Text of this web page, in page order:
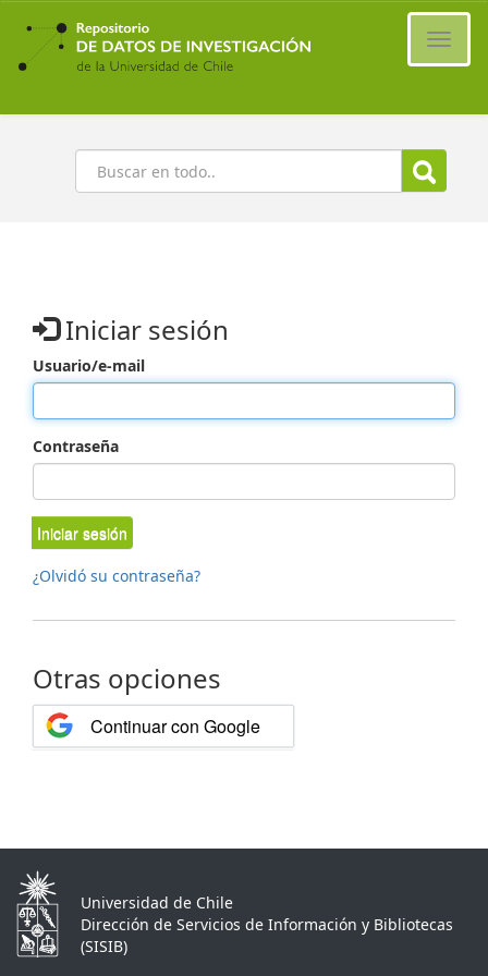
Ir
contenido
principal
Buscar
Iniciar sesión
Usuario/e-mail
Contraseña
Iniciar sesión
¿Olvidó su contraseña?
Otras opciones
Continuar con Google
Universidad de Chile
Dirección de Servicios de Información y Bibliotecas
(SISIB)